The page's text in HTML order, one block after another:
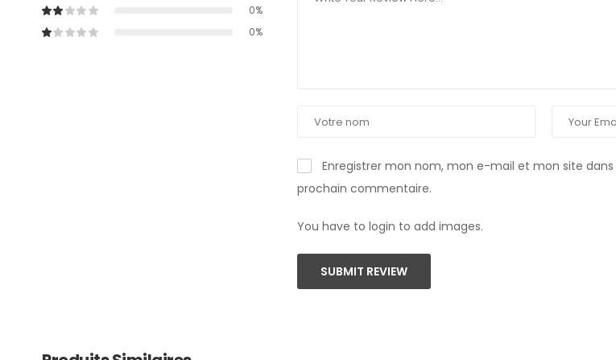
0%
0%
Enregistrer mon nom, mon e-mail et mon site
prochain commentaire.
You have to login to add images.
SUBMIT REVIEW